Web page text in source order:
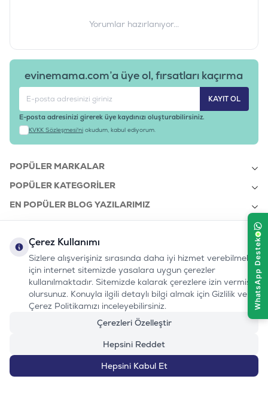
Yorumlar hazırlanıyor...
evinemama.com’a üye ol, fırsatları kaçırma
KAYIT OL
E-posta adresinizi girerek üye kaydınızı oluşturabilirsiniz.
KVKK Sözleşmesi'ni okudum, kabul ediyorum.
POPÜLER MARKALAR
POPÜLER KATEGORILER
EN POPÜLER BLOG YAZILARIMIZ
KURUMSAL
bizi takip edin:
Instagram
Youtube
TiktokFacebook
Linkedin
www.evinemama.com
0232 7000 212
%100 MUTLU
MÜŞTERI HATTI
Çerez Kullanımı
Sizlere alışverişiniz sırasında daha iyi hizmet verebilmek
için internet sitemizde yasalara uygun çerezler
kullanılmaktadır. Sitemizde kalarak çerezlere izin vermiş
olursunuz. Konuyla ilgili detaylı bilgi almak için Gizlilik ve
Çerez Politikamızı inceleyebilirsiniz.
Çerezleri Özelleştir
Hepsini Reddet
Hepsini Kabul Et